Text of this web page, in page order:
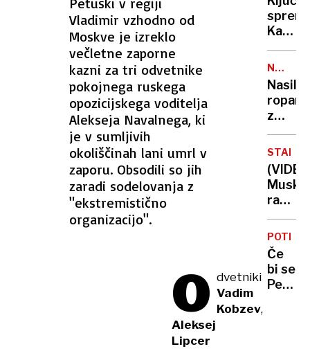
Vladimir vzhodno od
Moskve je izreklo
večletne zaporne
kazni za tri odvetnike
pokojnega ruskega
opozicijskega voditelja
Alekseja Navalnega, ki
je v sumljivih
okoliščinah lani umrl v
zaporu. Obsodili so jih
zaradi sodelovanja z
"ekstremistično
organizacijo".
O dvetniki
Vadim
Kobzev,
Aleksej
Lipcer
in
v
Kako
bo
vlada
NOVO
MESTO
Nasilni
ropar
z
nožem
grozil
raketa
ljudi
Če
bi se